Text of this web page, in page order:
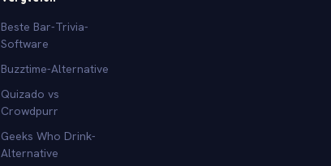
Beste Bar-Trivia-
Software
Buzztime-Alternative
Quizado vs
Crowdpurr
Geeks Who Drink-
Alternative